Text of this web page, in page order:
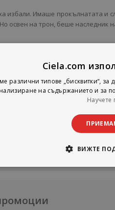
избали. Имаше прокълнатата и
освен на трон, беше наследник
Ciela.com
различни типове „бисквитки“,
на съдържанието и за
Научете
ВИЖТЕ